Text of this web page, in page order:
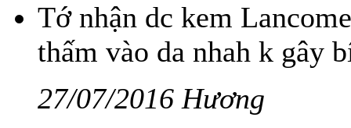
Tớ nhận dc kem
thấm vào da nhah k gây
27/07/2016 Hương